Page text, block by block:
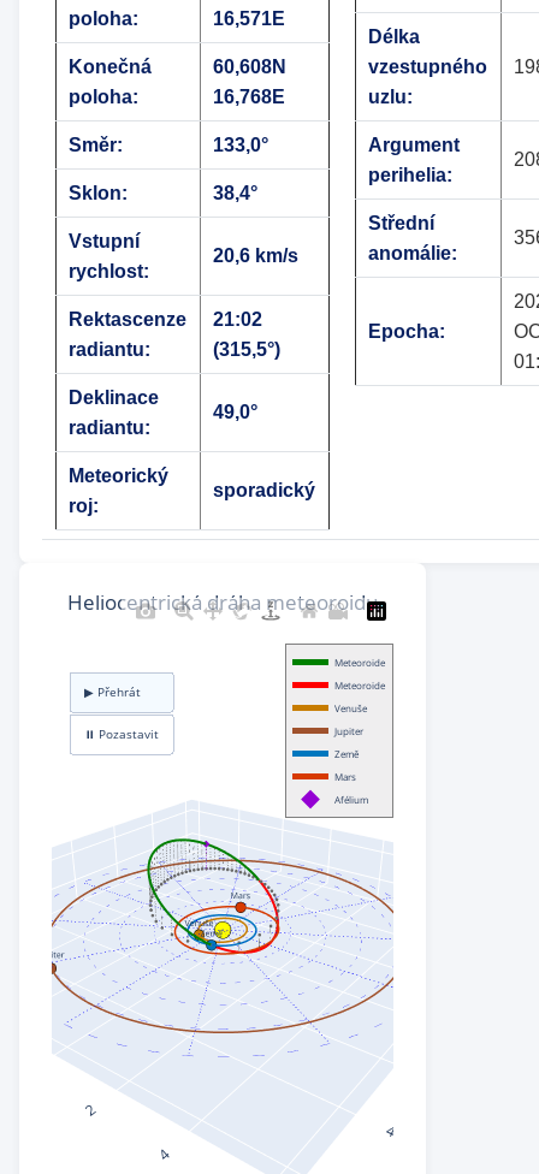
poloha:
16,571E
Konečná
poloha:
60,608N
16,768E
Směr: 133,0°
Sklon: 38,4°
Vstupní
rychlost:
20,6 km/s
Rektascenze
radiantu:
21:02
(315,5°)
Deklinace
radiantu:
49,0°
Meteorický
roj:
sporadický
Délka
vzestupného
uzlu:
Argument
perihelia:
Střední
anomálie:
Epocha: